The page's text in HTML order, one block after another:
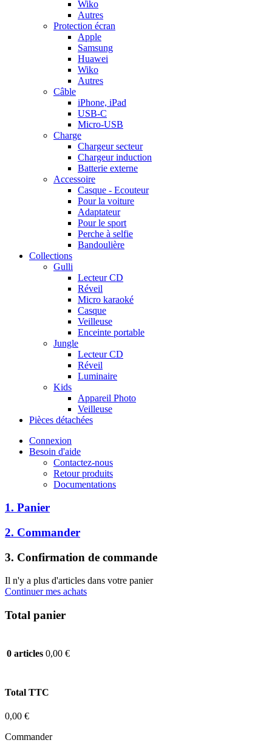
Wiko
Autres
Protection écran
Apple
Samsung
Huawei
Wiko
Autres
Câble
iPhone, iPad
USB-C
Micro-USB
Charge
Chargeur secteur
Chargeur induction
Batterie externe
Accessoire
Casque - Ecouteur
Pour la voiture
Adaptateur
Pour le sport
Perche à selfie
Bandoulière
Collections
Gulli
Lecteur CD
Réveil
Micro karaoké
Casque
Veilleuse
Enceinte portable
Jungle
Lecteur CD
Réveil
Luminaire
Kids
Appareil Photo
Veilleuse
Pièces détachées
Connexion
Besoin d'aide
Contactez-nous
Retour produits
Documentations
1. Panier
2. Commander
3. Confirmation de commande
Il n'y a plus d'articles dans votre panier
Continuer mes achats
Total panier
0 articles 0,00 €
Total TTC
0,00 €
Commander